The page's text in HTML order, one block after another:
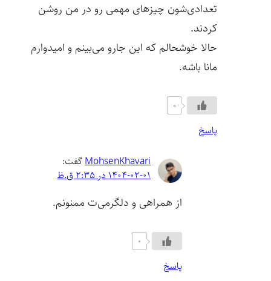
تعدادی‌شون چیزهای مهمی رو در من روشن
کردند.
حالا خوشحالم که این جارو می‌بینم و امیدوارم
مانا باشه.
0
پاسخ
MohsenKhavariگفت:
1404-02-01 در 2:35 ق.ظ
از همراهی و دلگرمی‌ت ممنونم.
0
پاسخ